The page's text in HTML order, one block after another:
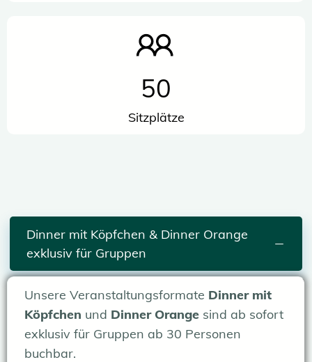
50
Sitzplätze
Dinner mit Köpfchen & Dinner Orange
exklusiv für Gruppen
Unsere Veranstaltungsformate Dinner mit
Köpfchen und Dinner Orange sind ab sofort
exklusiv für Gruppen ab 30 Personen
buchbar.